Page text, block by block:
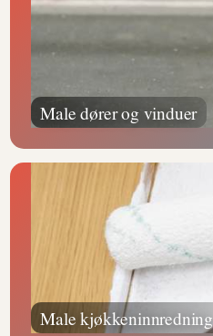
Male dører og vinduer
Male kjøkkeninnredning